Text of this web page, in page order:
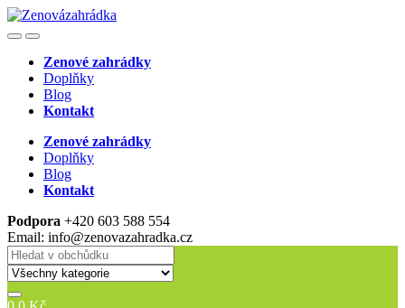
Skip
to
Skip
to
OpenClose
Zenové zahrádky
Doplňky
Blog
Kontakt
Zenové zahrádky
Doplňky
Blog
Kontakt
Podpora +420 603 588 554
Email: info@zenovazahradka.cz
Search
for: